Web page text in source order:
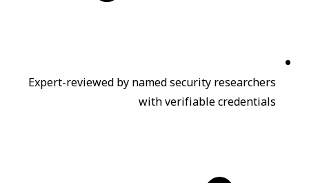
Expert-reviewed by named security researchers
with verifiable credentials